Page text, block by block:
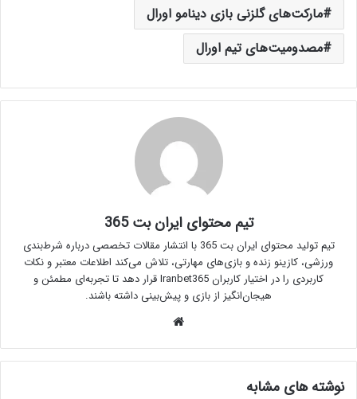
مارکت‌های گلزنی بازی دینامو اورال
مصدومیت‌های تیم اورال
تیم محتوای ایران بت 365
تیم تولید محتوای ایران بت 365 با انتشار مقالات تخصصی درباره شرط‌بندی
ورزشی، کازینو زنده و بازی‌های مهارتی، تلاش می‌کند اطلاعات معتبر و نکات
کاربردی را در اختیار کاربران Iranbet365 قرار دهد تا تجربه‌ای مطمئن و
هیجان‌انگیز از بازی و پیش‌بینی داشته باشند.
نوشته های مشابه